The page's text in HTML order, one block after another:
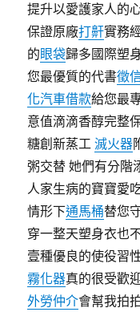
提升以愛護家人的
保證原廠打鼾實務
的眼袋歸多國際塑
您最優質的代書徵
化汽車借款給您最
意值滴滴香醇完整
糖創新蒸工滅火器
粥交替 她們有分階
人家生病的寶寶愛
情形下通馬桶替您
穿一整天塑身衣也
壹種優良的使役習
霧化器真的很受歡
外勞仲介會幫我拍